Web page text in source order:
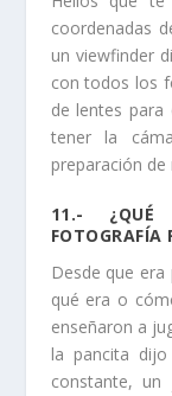
coordenadas
un viewfinder
con todos los
de lentes para
tener la
preparación de
11.- ¿QUÉ
FOTOGRAFÍA
Desde que
qué era o
enseñaron a
la pancita
constante,